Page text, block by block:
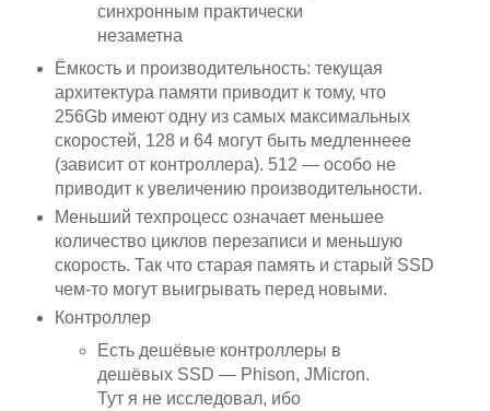
синхронным практически
незаметна
Ёмкость и производительность: текущая
архитектура памяти приводит к тому, что
256Gb имеют одну из самых максимальных
скоростей, 128 и 64 могут быть медленнеее
(зависит от контроллера). 512 — особо не
приводит к увеличению производительности.
Меньший техпроцесс означает меньшее
количество циклов перезаписи и меньшую
скорость. Так что старая память и старый SSD
чем-то могут выигрывать перед новыми.
Контроллер
Есть дешёвые контроллеры в
дешёвых SSD — Phison, JMicron.
Тут я не исследовал, ибо